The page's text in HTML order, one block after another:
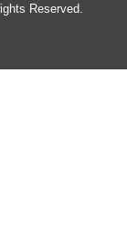
Reserved.